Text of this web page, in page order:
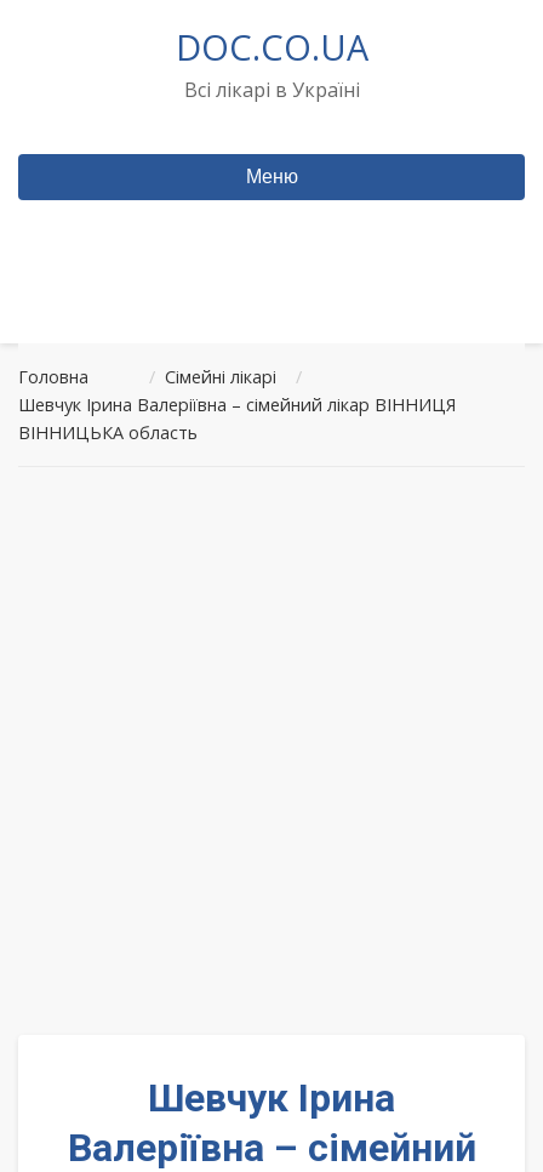
DOC.CO.UA
Всі лікарі в Україні
Меню
Головна / Сімейні лікарі
/
Шевчук Ірина Валеріївна – сімейний лікар ВІННИЦЯ
ВІННИЦЬКА область
Шевчук Ірина
Валеріївна – сімейний